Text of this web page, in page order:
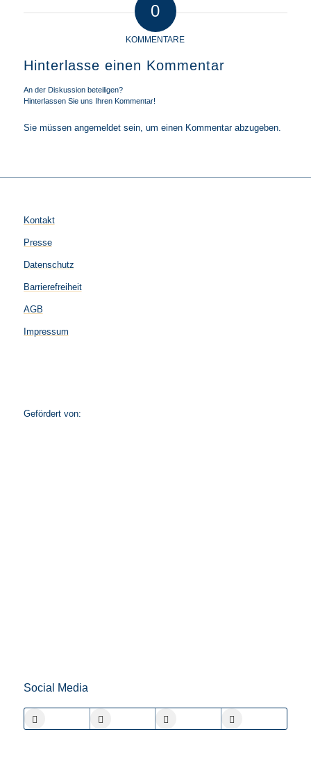
0
KOMMENTARE
Hinterlasse einen Kommentar
An der Diskussion beteiligen?
Hinterlassen Sie uns Ihren Kommentar!
Sie müssen angemeldetsein, um einen Kommentar abzugeben.
Kontakt
Presse
Datenschutz
Barrierefreiheit
AGB
Impressum
Gefördert von:
Social Media